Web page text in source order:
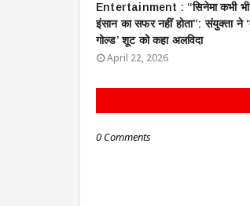
Entertainment : ​“सिनेमा कभी
इंसान का सफर नहीं होता”: संयुक्ता ने
गोल्ड’ शूट को कहा अलविदा
April 22, 2026
0 Comments